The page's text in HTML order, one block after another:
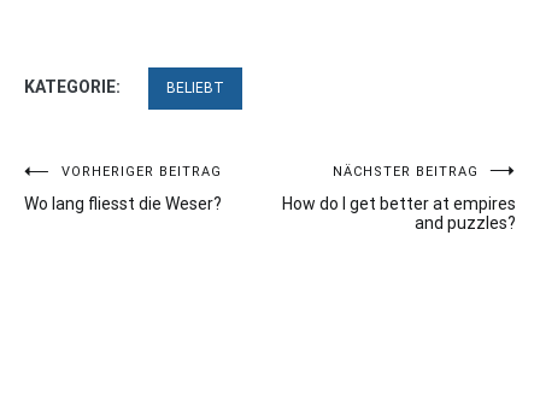
KATEGORIE: BELIEBT
Beitragsnavigation
VORHERIGER BEITRAG
Wo lang fliesst die Weser?
NÄCHSTER BEITRAG
How do I get better at empires
and puzzles?